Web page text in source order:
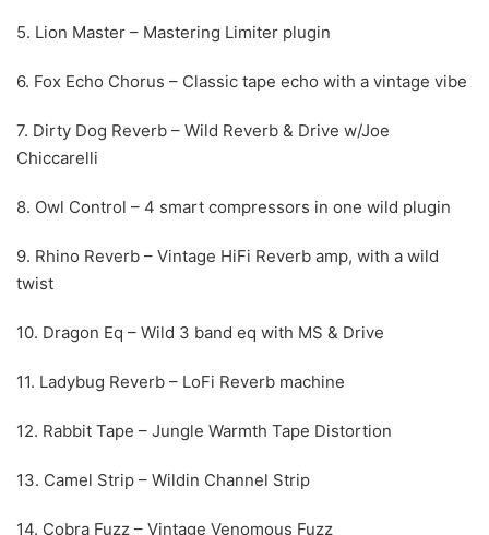
5. Lion Master – Mastering Limiter plugin
6. Fox Echo Chorus – Classic tape echo with a vintage vibe
7. Dirty Dog Reverb – Wild Reverb & Drive w/Joe
Chiccarelli
8. Owl Control – 4 smart compressors in one wild plugin
9. Rhino Reverb – Vintage HiFi Reverb amp, with a wild
twist
10. Dragon Eq – Wild 3 band eq with MS & Drive
11. Ladybug Reverb – LoFi Reverb machine
12. Rabbit Tape – Jungle Warmth Tape Distortion
13. Camel Strip – Wildin Channel Strip
14. Cobra Fuzz – Vintage Venomous Fuzz